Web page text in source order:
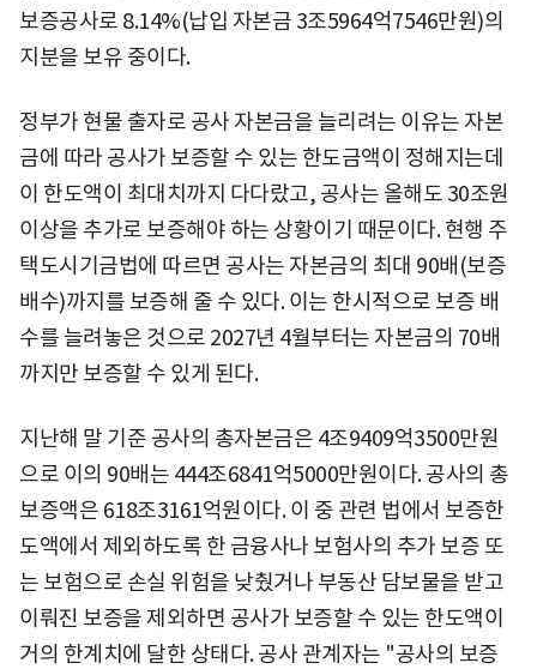
보증공사로 8.14%(납입 자본금 3조5964억7546만원)의
지분을 보유 중이다.
정부가 현물 출자로 공사 자본금을 늘리려는 이유는 자본
금에 따라 공사가 보증할 수 있는 한도금액이 정해지는데
이 한도액이 최대치까지 다다랐고, 공사는 올해도 30조원
이상을 추가로 보증해야 하는 상황이기 때문이다. 현행 주
택도시기금법에 따르면 공사는 자본금의 최대 90배(보증
배수)까지를 보증해 줄 수 있다. 이는 한시적으로 보증 배
수를 늘려놓은 것으로 2027년 4월부터는 자본금의 70배
까지만 보증할 수 있게 된다.
지난해 말 기준 공사의 총자본금은 4조9409억3500만원
으로 이의 90배는 444조6841억5000만원이다. 공사의 총
보증액은 618조3161억원이다. 이 중 관련 법에서 보증한
도액에서 제외하도록 한 금융사나 보험사의 추가 보증 또
는 보험으로 손실 위험을 낮췄거나 부동산 담보물을 받고
이뤄진 보증을 제외하면 공사가 보증할 수 있는 한도액이
거의 한계치에 달한 상태다. 공사 관계자는 "공사의 보증